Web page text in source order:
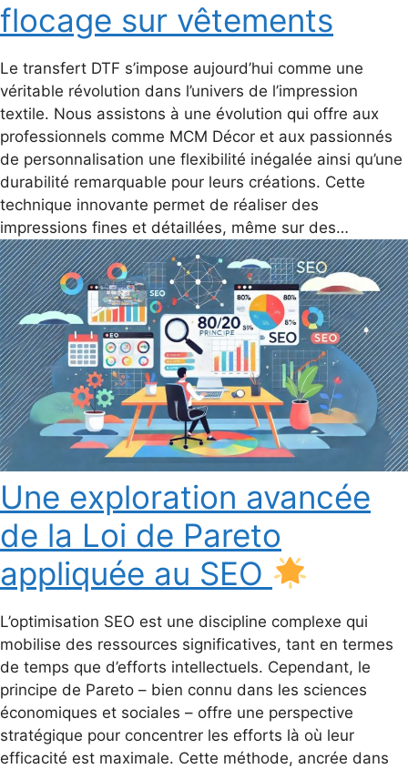
flocage sur vêtements
Le transfert DTF s’impose aujourd’hui comme une
véritable révolution dans l’univers de l’impression
textile. Nous assistons à une évolution qui offre aux
professionnels comme MCM Décor et aux passionnés
de personnalisation une flexibilité inégalée ainsi qu’une
durabilité remarquable pour leurs créations. Cette
technique innovante permet de réaliser des
impressions fines et détaillées, même sur des…
Une exploration avancée
de la Loi de Pareto
appliquée au SEO
L’optimisation SEO est une discipline complexe qui
mobilise des ressources significatives, tant en termes
de temps que d’efforts intellectuels. Cependant, le
principe de Pareto – bien connu dans les sciences
économiques et sociales – offre une perspective
stratégique pour concentrer les efforts là où leur
efficacité est maximale. Cette méthode, ancrée dans